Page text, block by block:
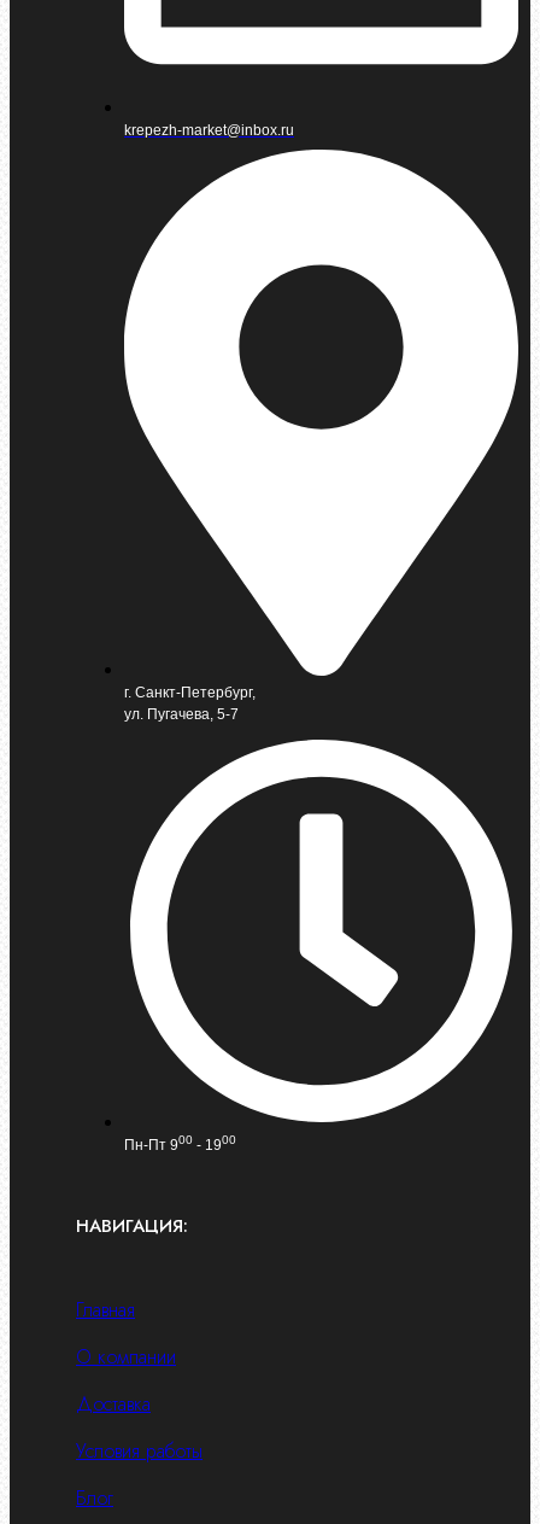
krepezh-market@inbox.ru
г. Санкт-Петербург,
ул. Пугачева, 5-7
Пн-Пт 900 - 1900
НАВИГАЦИЯ:
Главная
О компании
Доставка
Условия работы
Блог